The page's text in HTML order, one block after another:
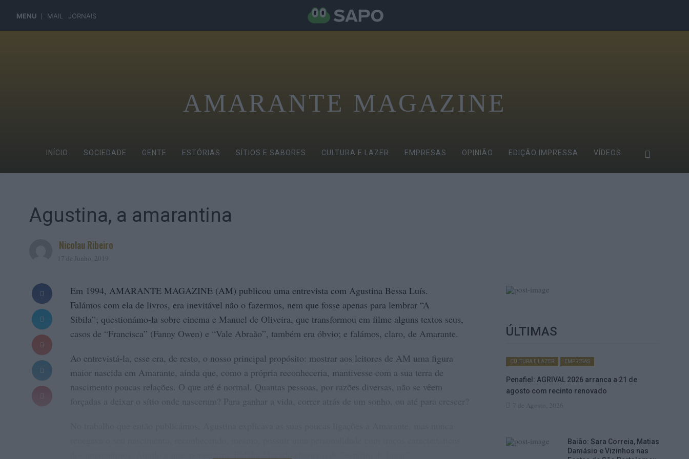
MENU MAIL JORNAIS
AMARANTE MAGAZINE
INÍCIO SOCIEDADE GENTE ESTÓRIAS SÍTIOS E SABORES CULTURA E LAZER EMPRESAS OPINIÃO EDIÇÃO IMPRESSA VÍDEOS
Agustina, a amarantina
Nicolau Ribeiro
17 de Junho, 2019
Em 1994, AMARANTE MAGAZINE (AM) publicou uma entrevista com Agustina Bessa Luís.
Falámos com ela de livros, era inevitável não o fazermos, nem que fosse apenas para lembrar “A
Sibila”; questionámo-la sobre cinema e Manuel de Oliveira, que transformou em filme alguns textos seus,
casos de “Francisca” (Fanny Owen) e “Vale Abraão”, também era óbvio; e falámos, claro, de Amarante.
Ao entrevistá-la, esse era, de resto, o nosso principal propósito: mostrar aos leitores de AM uma figura
maior nascida em Amarante, ainda que, como a própria reconheceria, mantivesse com a sua terra de
nascimento poucas relações. O que até é normal. Quantas pessoas, por razões diversas, não se vêem
forçadas a deixar o sítio onde nasceram? Para ganhar a vida, correr atrás de um sonho, ou até para crescer?
ÚLTIMAS
CULTURA E LAZER EMPRESAS
Penafiel: AGRIVAL 2026 arranca a 21 de
agosto com recinto renovado
Baião: Sara Correia, Matias
Damásio e Vizinhos nas